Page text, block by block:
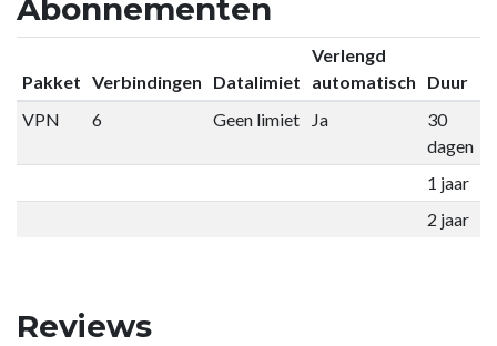
Abonnementen
Pakket Verbindingen Datalimiet
Verlengd
automatisch
Duur
VPN
6 Geen limiet Ja
30
dagen
1 jaar
2 jaar
Reviews